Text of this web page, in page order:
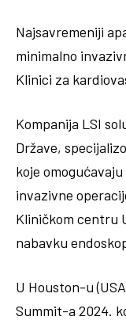
Najsavremeniji
minimalno
Klinici za
Kompanija LSI
Države,
koje
invazivne
Kliničkom centru
nabavku
U Houston-u
Summit-a 2024.